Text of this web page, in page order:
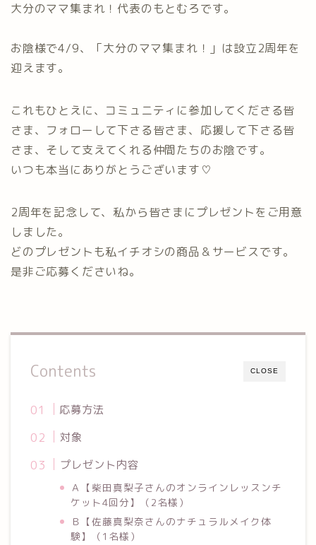
大分のママ集まれ！代表のもとむろです。
お陰様で4/9、「大分のママ集まれ！」は設立2周年を
迎えます。
これもひとえに、コミュニティに参加してくださる皆
さま、フォローして下さる皆さま、応援して下さる皆
さま、そして支えてくれる仲間たちのお陰です。
いつも本当にありがとうございます♡
2周年を記念して、私から皆さまにプレゼントをご用意
しました。
どのプレゼントも私イチオシの商品＆サービスです。
是非ご応募くださいね。
CLOSE
Contents
応募方法
⁡対象
⁡プレゼント内容
Ａ【柴田真梨子さんのオンラインレッスンチ
ケット4回分】（2名様）⁡
Ｂ【佐藤真梨奈さんのナチュラルメイク体
験】（1名様）⁡